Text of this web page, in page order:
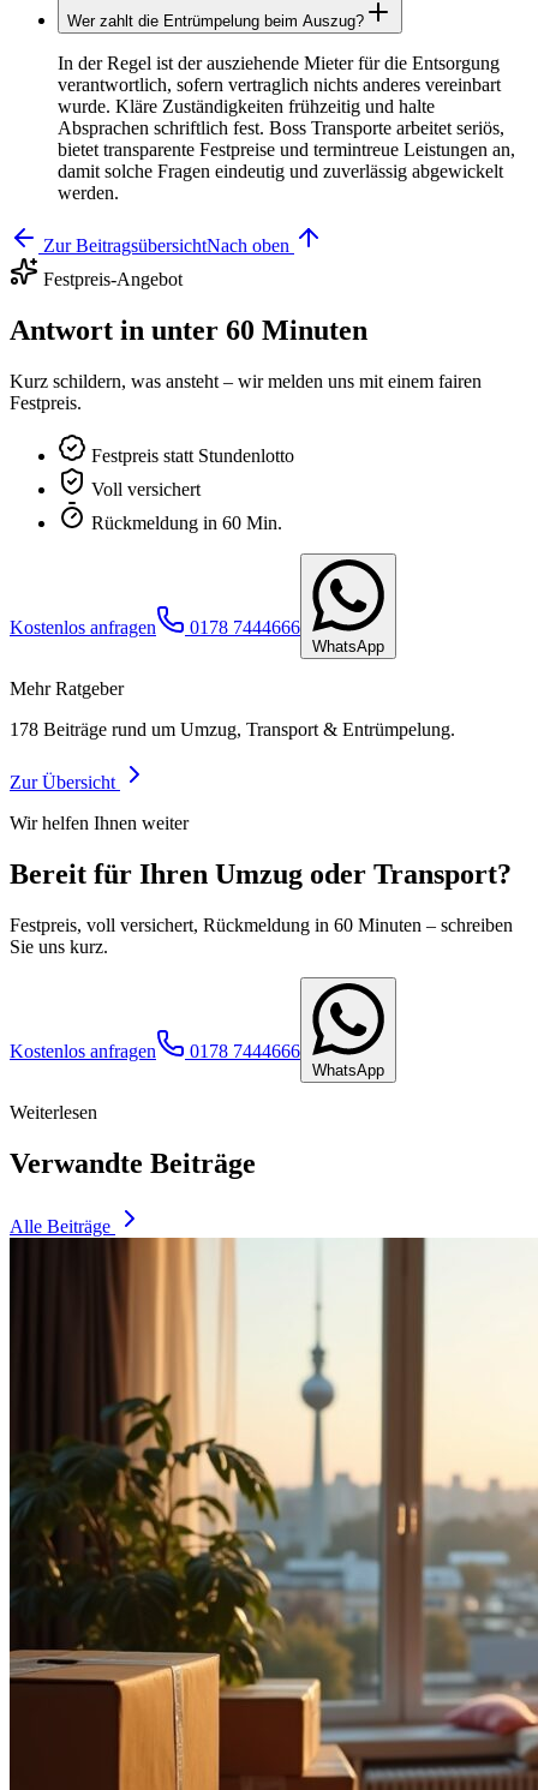
Wer zahlt die Entrümpelung beim Auszug?
In der Regel ist der ausziehende Mieter für die Entsorgung
verantwortlich, sofern vertraglich nichts anderes vereinbart
wurde. Kläre Zuständigkeiten frühzeitig und halte
Absprachen schriftlich fest. Boss Transporte arbeitet seriös,
bietet transparente Festpreise und termintreue Leistungen an,
damit solche Fragen eindeutig und zuverlässig abgewickelt
werden.
Zur BeitragsübersichtNach oben
Festpreis-Angebot
Antwort in unter 60 Minuten
Kurz schildern, was ansteht – wir melden uns mit einem fairen
Festpreis.
Festpreis statt Stundenlotto
Voll versichert
Rückmeldung in 60 Min.
Kostenlos anfragen 0178 7444666
WhatsApp
Mehr Ratgeber
178 Beiträge rund um Umzug, Transport & Entrümpelung.
Zur Übersicht
Wir helfen Ihnen weiter
Bereit für Ihren Umzug oder Transport?
Festpreis, voll versichert, Rückmeldung in 60 Minuten – schreiben
Sie uns kurz.
Kostenlos anfragen 0178 7444666
WhatsApp
Weiterlesen
Verwandte Beiträge
Alle Beiträge